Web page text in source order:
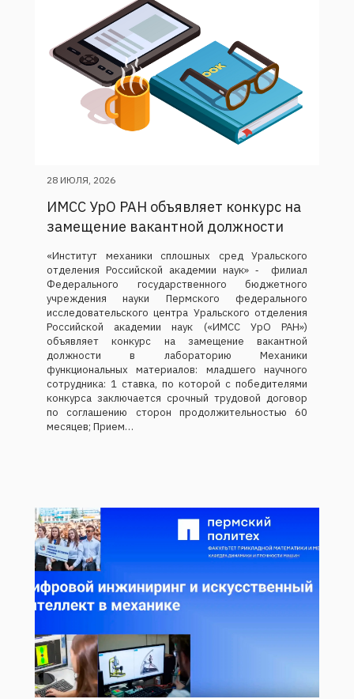
28 ИЮЛЯ, 2026
ИМСС УрО РАН объявляет конкурс на
замещение вакантной должности
«Институт механики сплошных сред Уральского
отделения Российской академии наук» ‑ филиал
Федерального государственного бюджетного
учреждения науки Пермского федерального
исследовательского центра Уральского отделения
Российской академии наук («ИМСС УрО РАН»)
объявляет конкурс на замещение вакантной
должности в лабораторию Механики
функциональных материалов: младшего научного
сотрудника: 1 ставка, по которой с победителями
конкурса заключается срочный трудовой договор
по соглашению сторон продолжительностью 60
месяцев; Прием…